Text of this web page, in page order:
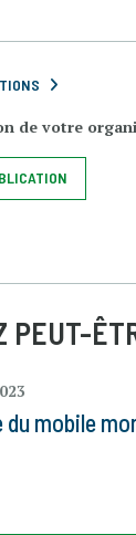
de votre
PEUT-
mobile